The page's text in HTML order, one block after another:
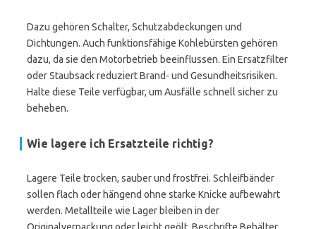
Dazu gehören Schalter, Schutzabdeckungen und
Dichtungen. Auch funktionsfähige Kohlebürsten gehören
dazu, da sie den Motorbetrieb beeinflussen. Ein Ersatzfilter
oder Staubsack reduziert Brand- und Gesundheitsrisiken.
Halte diese Teile verfügbar, um Ausfälle schnell sicher zu
beheben.
Wie lagere ich Ersatzteile richtig?
Lagere Teile trocken, sauber und frostfrei. Schleifbänder
sollen flach oder hängend ohne starke Knicke aufbewahrt
werden. Metallteile wie Lager bleiben in der